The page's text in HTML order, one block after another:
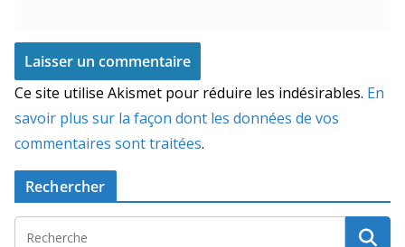
Ce site utilise Akismet pour réduire les indésirables. En
savoir plus sur la façon dont les données de vos
commentaires sont traitées.
Rechercher